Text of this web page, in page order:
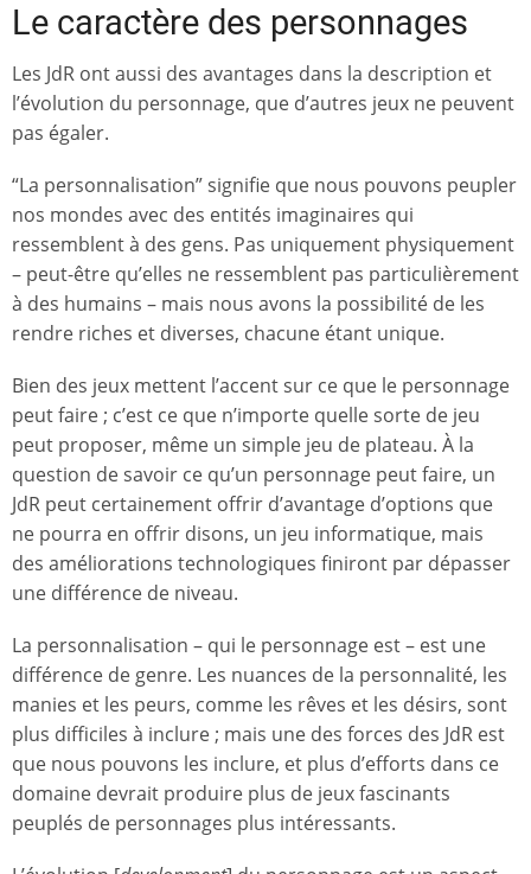
Le caractère des personnages
Les JdR ont aussi des avantages dans la description et
l’évolution du personnage, que d’autres jeux ne peuvent
pas égaler.
“La personnalisation” signifie que nous pouvons peupler
nos mondes avec des entités imaginaires qui
ressemblent à des gens. Pas uniquement physiquement
– peut-être qu’elles ne ressemblent pas particulièrement
à des humains – mais nous avons la possibilité de les
rendre riches et diverses, chacune étant unique.
Bien des jeux mettent l’accent sur ce que le personnage
peut faire ; c’est ce que n’importe quelle sorte de jeu
peut proposer, même un simple jeu de plateau. À la
question de savoir ce qu’un personnage peut faire, un
JdR peut certainement offrir d’avantage d’options que
ne pourra en offrir disons, un jeu informatique, mais
des améliorations technologiques finiront par dépasser
une différence de niveau.
La personnalisation – qui le personnage est – est une
différence de genre. Les nuances de la personnalité, les
manies et les peurs, comme les rêves et les désirs, sont
plus difficiles à inclure ; mais une des forces des JdR est
que nous pouvons les inclure, et plus d’efforts dans ce
domaine devrait produire plus de jeux fascinants
peuplés de personnages plus intéressants.